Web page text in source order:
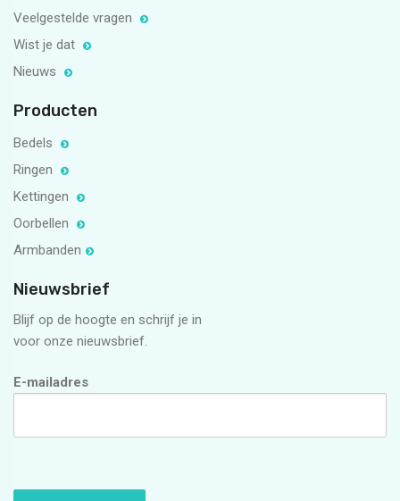
Veelgestelde vragen
Wist je dat
Nieuws
Producten
Bedels
Ringen
Kettingen
Oorbellen
Armbanden
Nieuwsbrief
Blijf op de hoogte en schrijf je in
voor onze nieuwsbrief.
E-mailadres